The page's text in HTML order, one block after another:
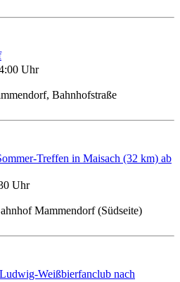
Uhr
Bahnhofstraße
Treffen in Maisach (32 km) ab
Uhr
Mammendorf (Südseite)
Weißbierfanclub nach